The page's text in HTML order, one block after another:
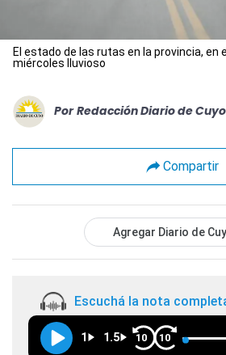
El estado de las rutas en la provincia, en
miércoles lluvioso
Por Redacción Diario de Cuyo
Compartir
Agregar Diario de
Escuchá la nota
1 1.5 10 10